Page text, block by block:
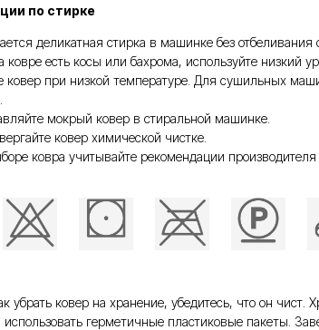
по стирке
деликатная стирка в машинке без
ковре есть косы или бахрома, используйте низкий
ковер при низкой температуре. Для сушильных
мокрый ковер в стиральной машинке.
ковер химической чистке.
ковра учитывайте рекомендации
убрать ковер на хранение, убедитесь, что он
герметичные пластиковые пакеты.